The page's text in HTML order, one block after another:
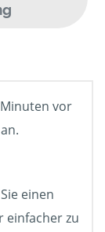
vor
einen
einfacher zu